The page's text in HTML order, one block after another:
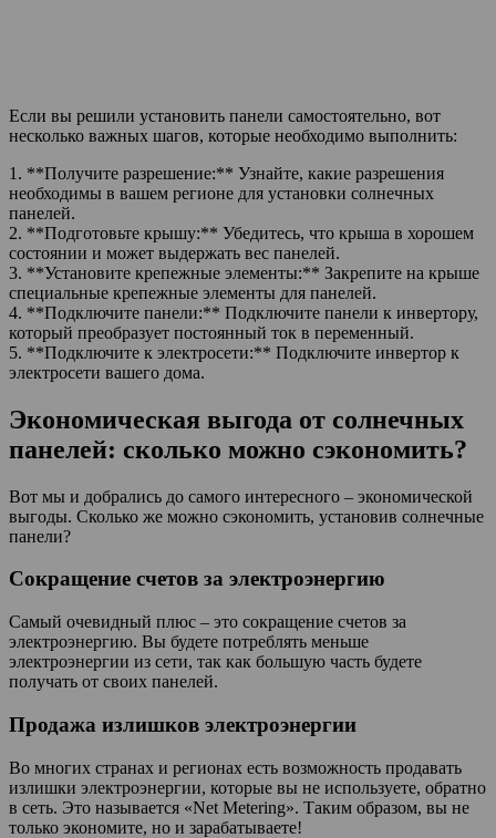
Если вы решили установить панели самостоятельно, вот
несколько важных шагов, которые необходимо выполнить:
1. **Получите разрешение:** Узнайте, какие разрешения
необходимы в вашем регионе для установки солнечных
панелей.
2. **Подготовьте крышу:** Убедитесь, что крыша в хорошем
состоянии и может выдержать вес панелей.
3. **Установите крепежные элементы:** Закрепите на крыше
специальные крепежные элементы для панелей.
4. **Подключите панели:** Подключите панели к инвертору,
который преобразует постоянный ток в переменный.
5. **Подключите к электросети:** Подключите инвертор к
электросети вашего дома.
Экономическая выгода от солнечных
панелей: сколько можно сэкономить?
Вот мы и добрались до самого интересного – экономической
выгоды. Сколько же можно сэкономить, установив солнечные
панели?
Сокращение счетов за электроэнергию
Самый очевидный плюс – это сокращение счетов за
электроэнергию. Вы будете потреблять меньше
электроэнергии из сети, так как большую часть будете
получать от своих панелей.
Продажа излишков электроэнергии
Во многих странах и регионах есть возможность продавать
излишки электроэнергии, которые вы не используете, обратно
в сеть. Это называется «Net Metering». Таким образом, вы не
только экономите, но и зарабатываете!